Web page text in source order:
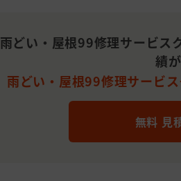
雨どい・屋根99修理サービス
績
雨どい・屋根99修理サービ
無料 見